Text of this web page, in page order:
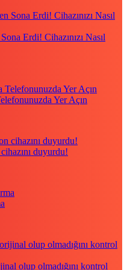
Erdi! Cihazınızı Nasıl
Yer Açın
duyurdu!
olup olmadığını kontrol